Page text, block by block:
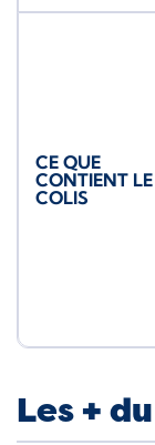
CE QUE
CONTIENT LE
COLIS
Les +